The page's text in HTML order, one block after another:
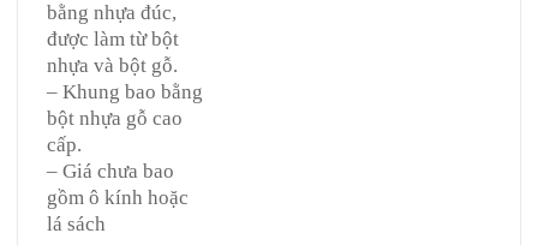
bằng nhựa đúc,
được làm từ bột
nhựa và bột gỗ.
– Khung bao bằng
bột nhựa gỗ cao
cấp.
– Giá chưa bao
gồm ô kính hoặc
lá sách